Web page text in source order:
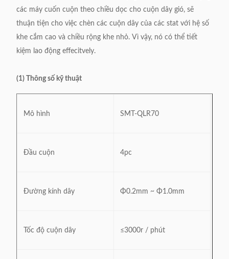
các máy cuốn cuộn theo chiều dọc cho cuộn dây gió, sẽ
thuận tiện cho việc chèn các cuộn dây của các stat với hệ số
khe cắm cao và chiều rộng khe nhỏ. Vì vậy, nó có thể tiết
kiệm lao động effecitvely.
(1) Thông số kỹ thuật
Mô hình SMT-QLR70
Đầu cuộn 4pc
Đường kính dây Φ0.2mm ~ Φ1.0mm
Tốc độ cuộn dây ≤3000r / phút